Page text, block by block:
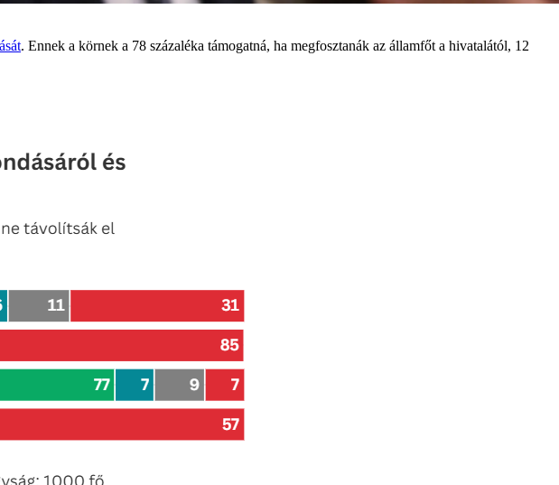
. Ennek a körnek a 78 százaléka támogatná, ha megfosztanák az államfőt a hivatalától, 12